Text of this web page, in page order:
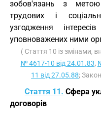
зобов'язань з метою
трудових і
узгодження
уповноважених ними
( Стаття 10 із змінами,
№ 4617-10 від 24.01.83,
11 від 27.05.88;
Стаття 11. Сфера
договорів